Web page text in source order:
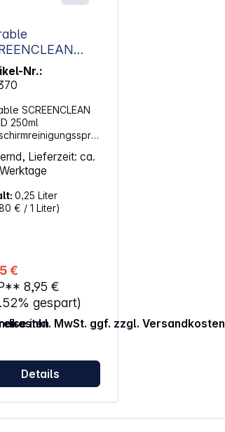
250ml
Nr.:
SCREENCLEAN
250ml
Pumpspray
streifenfreie
von
Laptops,
von z.B.
und Scannern
Pumpspray
Lieferzeit: ca.
0,25 Liter
€ / 1 Liter)
€
8,95 €
gespart)
inkl. MwSt. ggf. zzgl. Versandkosten
Details